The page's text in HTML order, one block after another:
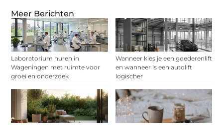
Meer Berichten
Laboratorium huren in
Wageningen met ruimte voor
groei en onderzoek
Wanneer kies je een goederenlift
en wanneer is een autolift
logischer